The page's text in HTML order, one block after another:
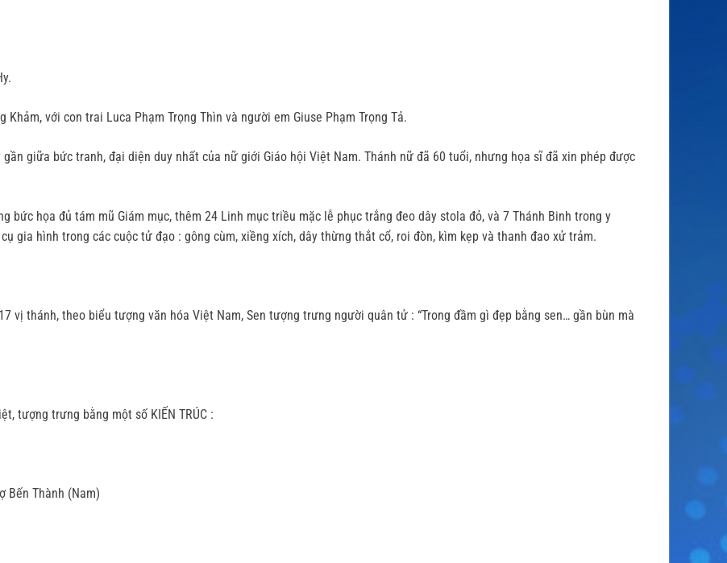
với con trai Luca Phạm Trọng Thìn và người em Giuse Phạm Trọng Tả.
giữa bức tranh, đại diện duy nhất của nữ giới Giáo hội Việt Nam. Thánh nữ đã 60 tuổi, nhưng họa sĩ đã xin phép được
bức họa đủ tám mũ Giám mục, thêm 24 Linh mục triều mặc lễ phục trắng đeo dây stola đỏ, và 7 Thánh Binh trong y
gia hình trong các cuộc tử đạo : gông cùm, xiềng xích, dây thừng thắt cổ, roi đòn, kìm kẹp và thanh đao xử trảm.
vị thánh, theo biểu tượng văn hóa Việt Nam, Sen tượng trưng người quân tử : “Trong đầm gì đẹp bằng sen… gần bùn mà
tượng trưng bằng một số KIẾN TRÚC :
Bến Thành (Nam)